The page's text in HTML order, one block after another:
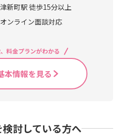
津新町駅 徒歩15分以上
オンライン面談対応
料金プランがわかる
本情報を見る
討している方へ